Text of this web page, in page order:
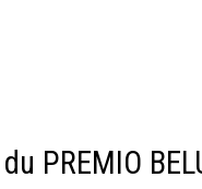
PREMIO